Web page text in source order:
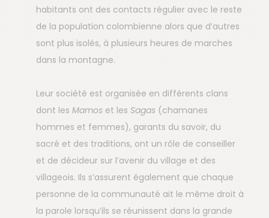
habitants ont des contacts régulier avec le reste
de la population colombienne alors que d’autres
sont plus isolés, à plusieurs heures de marches
dans la montagne.
Leur société est organisée en différents clans
dont les Mamos et les Sagas (chamanes
hommes et femmes), garants du savoir, du
sacré et des traditions, ont un rôle de conseiller
et de décideur sur l’avenir du village et des
villageois. Ils s’assurent également que chaque
personne de la communauté ait le même droit à
la parole lorsqu’ils se réunissent dans la grande